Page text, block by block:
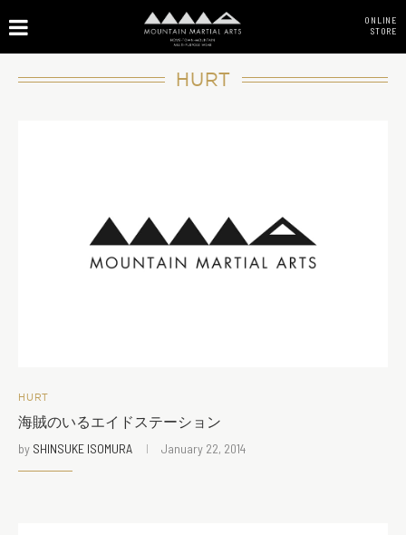
ONLINE
STORE
HURT
HURT
海賊のいるエイドステーション
by SHINSUKE ISOMURA January 22, 2014